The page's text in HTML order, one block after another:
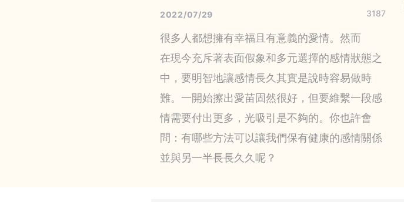
2022/07/29 3187
很多人都想擁有幸福且有意義的愛情。然而
在現今充斥著表面假象和多元選擇的感情狀態之
中，要明智地讓感情長久其實是說時容易做時
難。一開始擦出愛苗固然很好，但要維繫一段感
情需要付出更多，光吸引是不夠的。你也許會
問：有哪些方法可以讓我們保有健康的感情關係
並與另一半長長久久呢？